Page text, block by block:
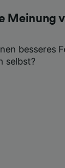
Meinung
besseres
selbst?